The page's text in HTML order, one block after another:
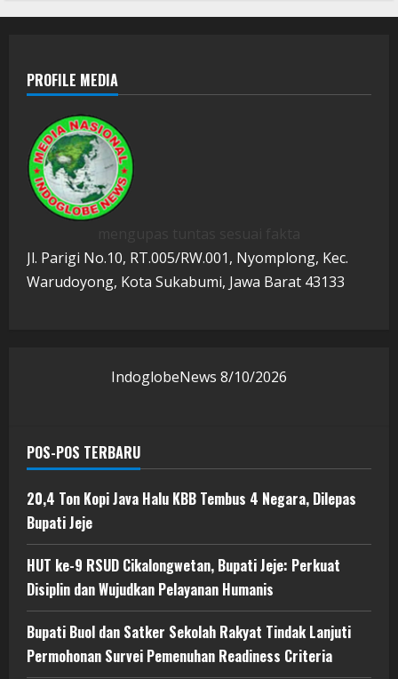
PROFILE MEDIA
Jl. Parigi No.10, RT.005/RW.001, Nyomplong, Kec.
Warudoyong, Kota Sukabumi, Jawa Barat 43133
IndoglobeNews 8/10/2026
POS-POS TERBARU
20,4 Ton Kopi Java Halu KBB Tembus 4 Negara, Dilepas
Bupati Jeje
HUT ke-9 RSUD Cikalongwetan, Bupati Jeje: Perkuat
Disiplin dan Wujudkan Pelayanan Humanis
Bupati Buol dan Satker Sekolah Rakyat Tindak Lanjuti
Permohonan Survei Pemenuhan Readiness Criteria